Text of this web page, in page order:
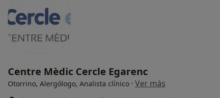
Centre Mèdic Cercle Egarenc
Otorrino, Alergólogo, Analista clínico · Ver más